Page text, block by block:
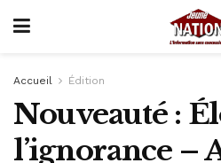
Accueil Édition
Nouveauté :
l’ignorance –